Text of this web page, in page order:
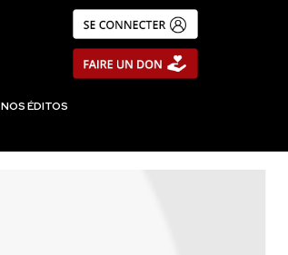
NOS ÉDITOS